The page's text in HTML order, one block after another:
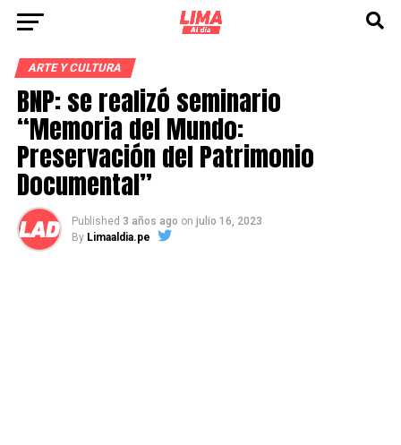
ARTE Y CULTURA
BNP: se realizó seminario
“Memoria del Mundo:
Preservación del Patrimonio
Documental”
Published 3 años ago on julio 16, 2023
By Limaaldia.pe